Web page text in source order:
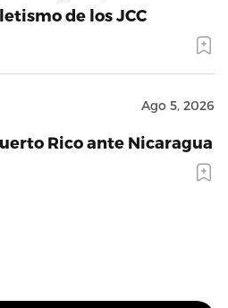
de los JCC
Ago 5, 2026
Rico ante Nicaragua